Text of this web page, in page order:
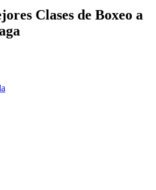
Clases de Boxeo a